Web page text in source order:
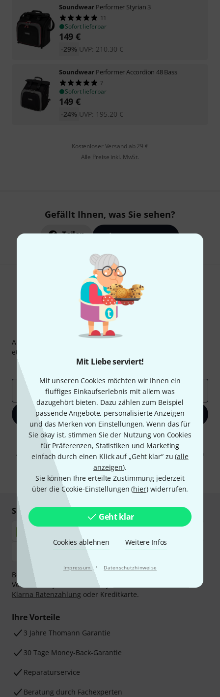
Mit Liebe serviert!
Mit unseren Cookies möchten wir Ihnen ein
fluffiges Einkaufserlebnis mit allem was
dazugehört bieten. Dazu zählen zum Beispiel
passende Angebote, personalisierte Anzeigen
und das Merken von Einstellungen. Wenn das für
Sie okay ist, stimmen Sie der Nutzung von Cookies
für Präferenzen, Statistiken und Marketing
einfach durch einen Klick auf „Geht klar“ zu (alle
anzeigen).
Sie können Ihre erteilte Zustimmung jederzeit
über die Cookie-Einstellungen (hier) widerrufen.
Geht klar
Cookies ablehnen Weitere Infos
Impressum · Datenschutzhinweise
Soundwear Performer Styrian 3
11
Sofort lieferbar
149 €
UVP: 210,30 €
-29%
Soundwear Performer Accordion 48 Bass
7
Sofort lieferbar
149 €
UVP: 195,20 €
-24%
Kostenloser Versand ab 29 €
Alle Preise inkl. MwSt.
Gefällt Ihnen, was Sie sehen?
Teilen Hilfe & Feedback
Thomann Newsletter
Abonniere den Thomann Newsletter und gewinne mit
etwas Glück einen von
Inspirierende Beiträge
Deals
E-Mail-Adresse*
Jetzt anmelden
Mit Klick auf „Jetzt anmelden“ stimmen Sie dem Erhalt von E-Mail-
Werbung und einer Messung des E-Mail-Nutzungsverhaltens zu. Die
Abmeldung ist jederzeit möglich. Weitere Informationen finden Sie in
unserenDatenschutzhinweisen.
* Pflichtfeld
Sicher einkaufen & bezahlen
Bezahlen Sie vertraulich und sicher per Nachnahme,
Vorkasse, PayPal, Amazon Pay,
Klarna Ratenzahlung oder Kreditkarte.
Ihre Vorteile
3 Jahre Thomann Garantie
30 Tage Money-Back-Garantie
Reparaturservice
Beratung durch Fachexperten